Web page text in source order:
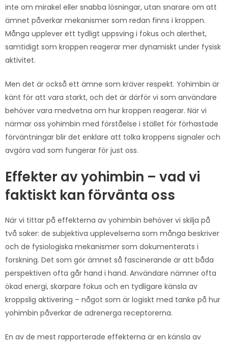
inte om mirakel eller snabba lösningar, utan snarare om att
ämnet påverkar mekanismer som redan finns i kroppen.
Många upplever ett tydligt uppsving i fokus och alerthet,
samtidigt som kroppen reagerar mer dynamiskt under fysisk
aktivitet.
Men det är också ett ämne som kräver respekt. Yohimbin är
känt för att vara starkt, och det är därför vi som användare
behöver vara medvetna om hur kroppen reagerar. När vi
närmar oss yohimbin med förståelse i stället för förhastade
förväntningar blir det enklare att tolka kroppens signaler och
avgöra vad som fungerar för just oss.
Effekter av yohimbin – vad vi
faktiskt kan förvänta oss
När vi tittar på effekterna av yohimbin behöver vi skilja på
två saker: de subjektiva upplevelserna som många beskriver
och de fysiologiska mekanismer som dokumenterats i
forskning. Det som gör ämnet så fascinerande är att båda
perspektiven ofta går hand i hand. Användare nämner ofta
ökad energi, skarpare fokus och en tydligare känsla av
kroppslig aktivering – något som är logiskt med tanke på hur
yohimbin påverkar de adrenerga receptorerna.
En av de mest rapporterade effekterna är en känsla av